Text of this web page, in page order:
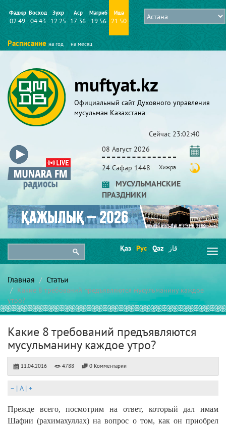
Фаджр
02:49
Восход
04:43
Зухр
12:25
Аср
17:36
Магриб
19:56
Иша
21:50
Расписание на год на месяц
muftyat.kz
Официальный сайт Духовного управления
мусульман Казахстана
Сейчас 23:02:40
08 Август 2026
24 Сафар 1448 Хижра
МУСУЛЬМАНСКИЕ
ПРАЗДНИКИ
Қаз Рус Qaz قاز
Главная Статьи
Какие 8 требований предъявляются мусульманину каждое
утро?
Какие 8 требований предъявляются
мусульманину каждое утро?
11.04.2016 4788 0 Комментарии
– | A| +
Прежде всего, посмотрим на ответ, который дал имам
Шафии (рахимахуллах) на вопрос о том, как он приобрел